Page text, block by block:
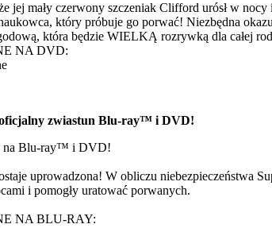
jej mały czerwony szczeniak Clifford urósł w
który próbuje go porwać! Niezbędna
która będzie WIELKĄ rozrywką dla całej
NA DVD:
zwiastun Blu-ray™ i DVD!
na Blu-ray™ i DVD!
uprowadzona! W obliczu niebezpieczeństwa
i pomogły uratować porwanych.
NA BLU-RAY: